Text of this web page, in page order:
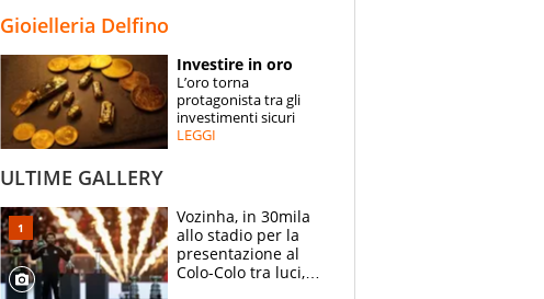
ESPERTI
CONTATTI
Gioielleria Delfino
Investire in oro
L’oro torna
protagonista tra gli
investimenti sicuri
LEGGI
ULTIME GALLERY
Vozinha, in 30mila
allo stadio per la
presentazione al
Colo-Colo tra luci,